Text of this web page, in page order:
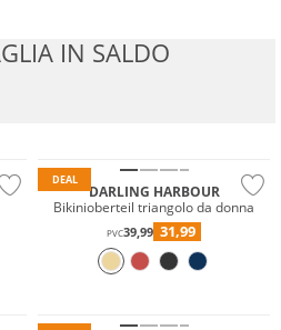
IN SALDO
DEAL
DARLING HARBOUR
Bikinioberteil triangolo da donna
PVC39,99 31,99
Prezzo & Valore